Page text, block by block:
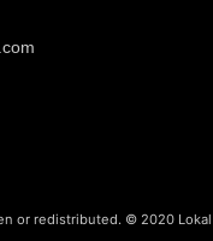
or redistributed. © 2020